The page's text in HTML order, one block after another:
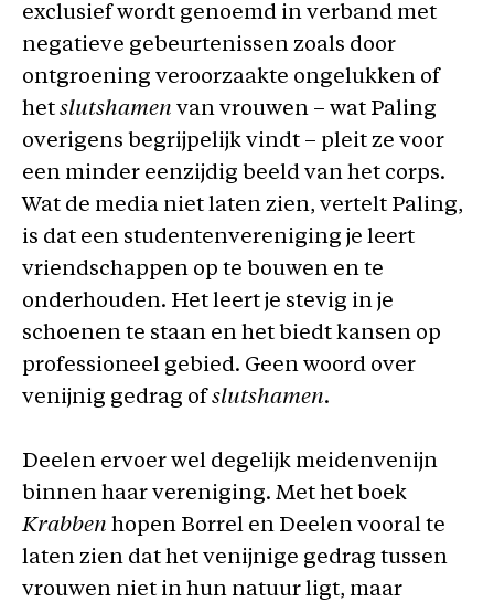
exclusief wordt genoemd in verband met
negatieve gebeurtenissen zoals door
ontgroening veroorzaakte ongelukken of
het slutshamen van vrouwen – wat Paling
overigens begrijpelijk vindt – pleit ze voor
een minder eenzijdig beeld van het corps.
Wat de media niet laten zien, vertelt Paling,
is dat een studentenvereniging je leert
vriendschappen op te bouwen en te
onderhouden. Het leert je stevig in je
schoenen te staan en het biedt kansen op
professioneel gebied. Geen woord over
venijnig gedrag ofslutshamen.
Deelen ervoer wel degelijk meidenvenijn
binnen haar vereniging. Met het boek
Krabben hopen Borrel en Deelen vooral te
laten zien dat het venijnige gedrag tussen
vrouwen niet in hun natuur ligt, maar